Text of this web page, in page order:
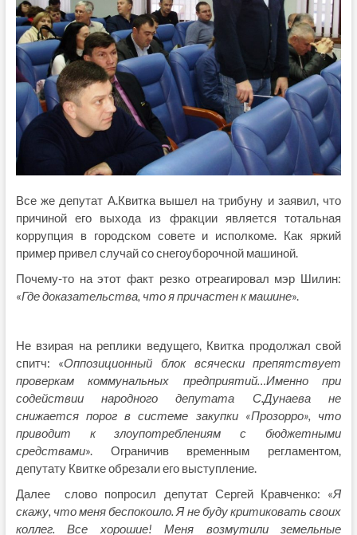
Все же депутат А.Квитка вышел на трибуну и заявил, что
причиной его выхода из фракции является тотальная
коррупция в городском совете и исполкоме. Как яркий
пример привел случай со снегоуборочной машиной.
Почему-то на этот факт резко отреагировал мэр Шилин:
«Где доказательства, что я причастен к машине».
Не взирая на реплики ведущего, Квитка продолжал свой
спитч: «Оппозиционный блок всячески препятствует
проверкам коммунальных предприятий…Именно при
содействии народного депутата С.Дунаева не
снижается порог в системе закупки «Прозорро», что
приводит к злоупотреблениям с бюджетными
средствами». Ограничив временным регламентом,
депутату Квитке обрезали его выступление.
Далее слово попросил депутат Сергей Кравченко: «Я
скажу, что меня беспокоило. Я не буду критиковать своих
коллег. Все хорошие! Меня возмутили земельные